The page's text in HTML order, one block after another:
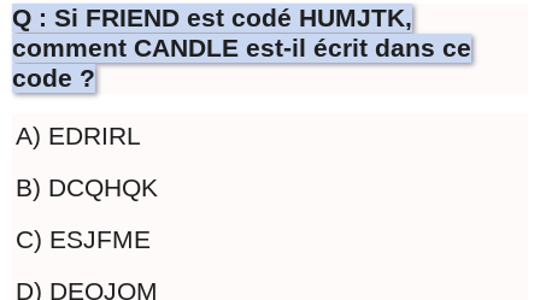
Q : Si FRIEND est codé HUMJTK,
comment CANDLE est-il écrit dans ce
code ?
A) EDRIRL
B) DCQHQK
C) ESJFME
D) DEQJQM